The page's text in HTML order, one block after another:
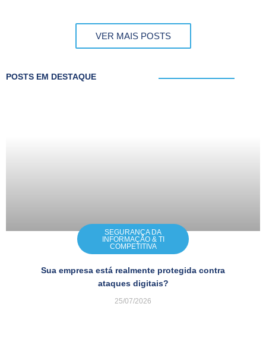
VER MAIS POSTS
POSTS EM DESTAQUE
SEGURANÇA DA
INFORMAÇÃO & TI
COMPETITIVA
Sua empresa está realmente protegida contra
ataques digitais?
25/07/2026